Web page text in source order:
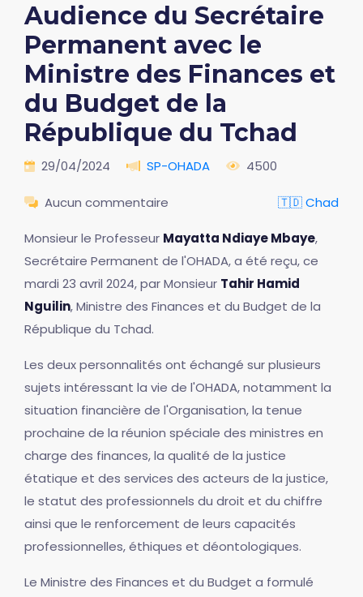
Audience du Secrétaire
Permanent avec le
Ministre des Finances et
du Budget de la
République du Tchad
29/04/2024 SP-OHADA 4500
Aucun commentaire 🇹🇩 Chad
Monsieur le Professeur Mayatta Ndiaye Mbaye,
Secrétaire Permanent de l'OHADA, a été reçu, ce
mardi 23 avril 2024, par Monsieur Tahir Hamid
Nguilin, Ministre des Finances et du Budget de la
République du Tchad.
Les deux personnalités ont échangé sur plusieurs
sujets intéressant la vie de l'OHADA, notamment la
situation financière de l'Organisation, la tenue
prochaine de la réunion spéciale des ministres en
charge des finances, la qualité de la justice
étatique et des services des acteurs de la justice,
le statut des professionnels du droit et du chiffre
ainsi que le renforcement de leurs capacités
professionnelles, éthiques et déontologiques.
Le Ministre des Finances et du Budget a formulé